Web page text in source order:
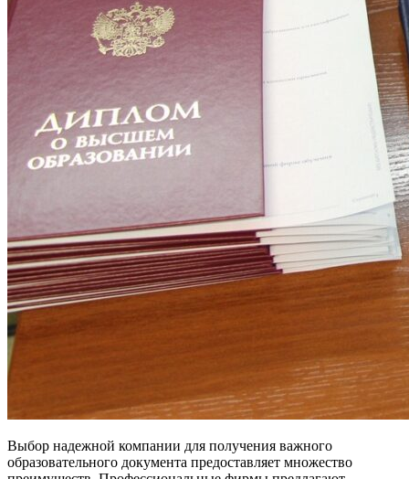
Выбор надежной компании для получения важного
образовательного документа предоставляет множество